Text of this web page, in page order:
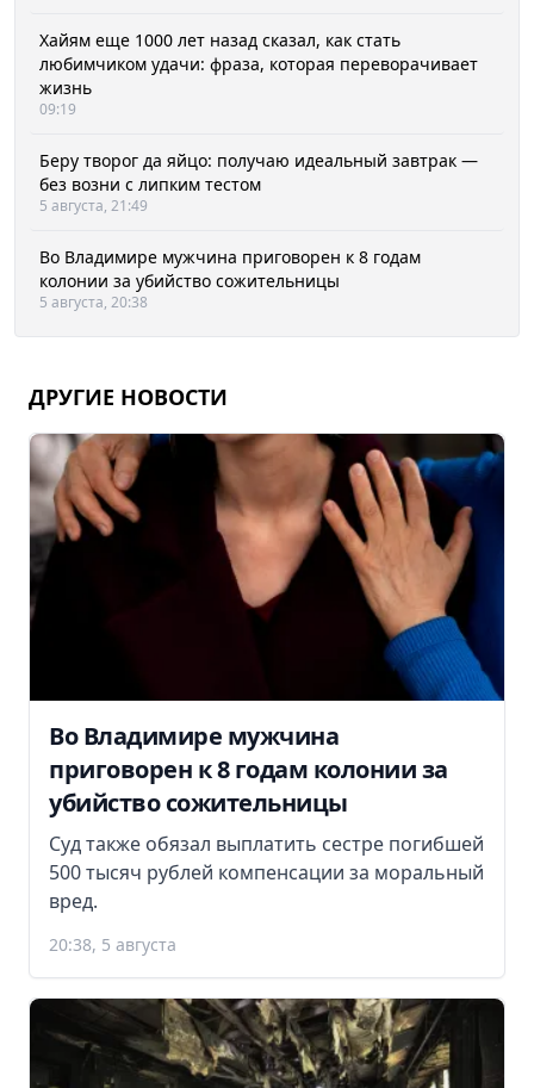
Хайям еще 1000 лет назад сказал, как стать
любимчиком удачи: фраза, которая переворачивает
жизнь
09:19
Беру творог да яйцо: получаю идеальный завтрак —
без возни с липким тестом
5 августа, 21:49
Во Владимире мужчина приговорен к 8 годам
колонии за убийство сожительницы
5 августа, 20:38
ДРУГИЕ НОВОСТИ
Во Владимире мужчина
приговорен к 8 годам колонии за
убийство сожительницы
Суд также обязал выплатить сестре погибшей
500 тысяч рублей компенсации за моральный
вред.
20:38, 5 августа